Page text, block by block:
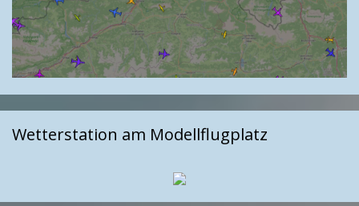
Wetterstation am Modellflugplatz